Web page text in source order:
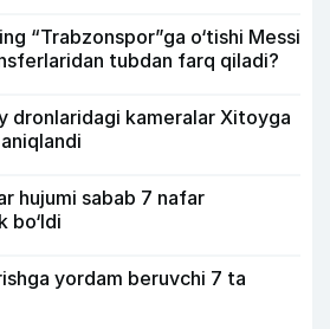
“Trabzonspor”ga o‘tishi Messi
tubdan farq qiladi?
dronlaridagi kameralar Xitoyga
hujumi sabab 7 nafar
bo‘ldi
yordam beruvchi 7 ta